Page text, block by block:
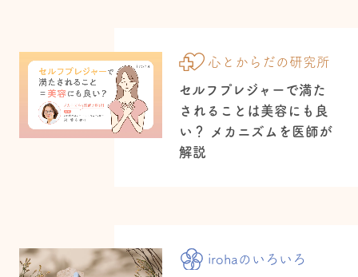
心とからだの研究所
セルフプレジャーで満た
されることは美容にも良
い？ メカニズムを医師が
解説
irohaのいろいろ